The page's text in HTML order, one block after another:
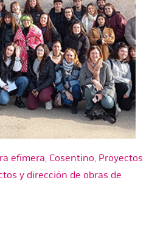
efímera, Cosentino, Proyectos
y dirección de obras de